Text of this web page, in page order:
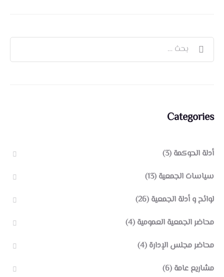
Categories
أدلة الحوكمة (3)
سياسات الجمعية (13)
لوائح و أدلة الجمعية (26)
محاضر الجمعية العمومية (4)
محاضر مجلس الإدارة (4)
مشاريع عامة (6)